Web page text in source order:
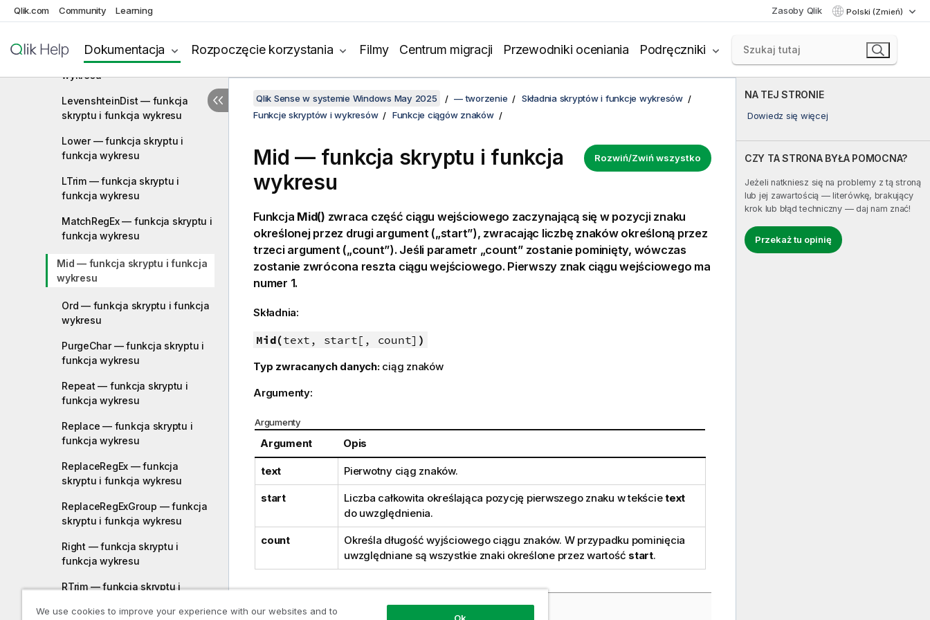
Qlik.com Community Learning Zasoby Qlik Polski (Zmień)
Dokumentacja Rozpoczęcie korzystania Filmy Centrum migracji Przewodniki oceniania Podręczniki
Left — funkcja skryptu i funkcja
Len — funkcja skryptu i funkcja
wykresu
LevenshteinDist — funkcja
skryptu i funkcja wykresu
Lower — funkcja skryptu i
funkcja wykresu
LTrim — funkcja skryptu i
funkcja wykresu
MatchRegEx — funkcja skryptu i
funkcja wykresu
Mid — funkcja skryptu i funkcja
wykresu
Ord — funkcja skryptu i funkcja
wykresu
PurgeChar — funkcja skryptu i
funkcja wykresu
Repeat — funkcja skryptu i
funkcja wykresu
Replace — funkcja skryptu i
funkcja wykresu
ReplaceRegEx — funkcja
skryptu i funkcja wykresu
ReplaceRegExGroup — funkcja
skryptu i funkcja wykresu
Right — funkcja skryptu i
funkcja wykresu
RTrim — funkcja skryptu i
NA TEJ STRONIE
Dowiedz się więcej
CZY TA STRONA BYŁA POMOCNA?
Jeżeli natkniesz się na problemy z tą stroną
lub jej zawartością — literówkę, brakujący
krok lub błąd techniczny — daj nam znać!
Przekaż tu opinię
Qlik Sense w systemie Windows May 2025 — tworzenie
Składnia skryptów i funkcje wykresów
Funkcje skryptów i wykresów
Funkcje ciągów znaków
Rozwiń/Zwiń wszystko
Mid — funkcja skryptu i funkcja
wykresu
Funkcja Mid() zwraca część ciągu wejściowego zaczynającą się w pozycji znaku
określonej przez drugi argument („start”), zwracając liczbę znaków określoną przez
trzeci argument („count”). Jeśli parametr „count” zostanie pominięty, wówczas
zostanie zwrócona reszta ciągu wejściowego. Pierwszy znak ciągu wejściowego ma
numer 1.
Składnia:
Mid(text, start[, count] )
Typ zwracanych danych: ciąg znaków
Argumenty:
Argumenty
Argument Opis
text Pierwotny ciąg znaków.
start Liczba całkowita określająca pozycję pierwszego znaku w tekścietext
do uwzględnienia.
count
Określa długość wyjściowego ciągu znaków. W przypadku pominięcia
uwzględniane są wszystkie znaki określone przez wartość start.
Przykład: wyrażenia wykresu
We use cookies to improve your experience with our websites and to